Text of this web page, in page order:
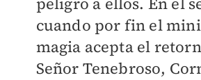
cuando por fin el
magia acepta el
Señor Tenebroso,